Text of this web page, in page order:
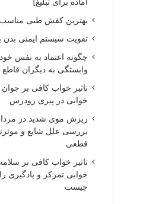
بهترین کفش طبی مناسب
تقویت سیستم ایمنی بدن
چگونه اعتماد به نفس
وابستگی به دیگران
تاثیر خواب کافی بر
خوابی در پیری زودرس
ریزش موی شدید در
بررسی علل شایع و
قطعی
تاثیر خواب کافی بر
خوابی تمرکز و یادگیری
چیست